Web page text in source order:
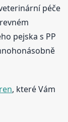
péče
pejska s PP
, které Vám